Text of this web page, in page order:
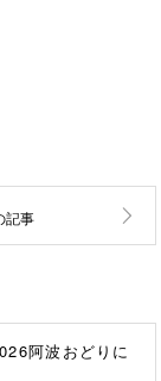
阿波おどりに